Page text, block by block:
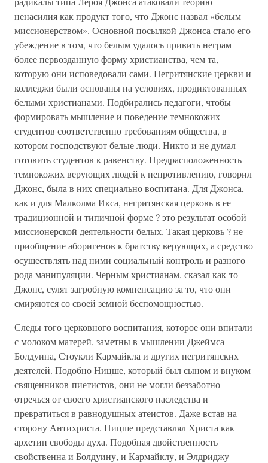
ненасилия как продукт того, что Джонс назвал «белым
миссионерством». Основной посылкой Джонса стало его
убеждение в том, что белым удалось привить неграм
более первозданную форму христианства, чем та,
которую они исповедовали сами. Негритянские церкви и
колледжи были основаны на условиях, продиктованных
белыми христианами. Подбирались педагоги, чтобы
формировать мышление и поведение темнокожих
студентов соответственно требованиям общества, в
котором господствуют белые люди. Никто и не думал
готовить студентов к равенству. Предрасположенность
темнокожих верующих людей к непротивлению, говорил
Джонс, была в них специально воспитана. Для Джонса,
как и для Малколма Икса, негритянская церковь в ее
традиционной и типичной форме ? это результат особой
миссионерской деятельности белых. Такая церковь ? не
приобщение аборигенов к братству верующих, а средство
осуществлять над ними социальный контроль и разного
рода манипуляции. Черным христианам, сказал как-то
Джонс, сулят загробную компенсацию за то, что они
смиряются со своей земной беспомощностью.
Следы того церковного воспитания, которое они впитали
с молоком матерей, заметны в мышлении Джеймса
Болдуина, Стоукли Кармайкла и других негритянских
деятелей. Подобно Ницше, который был сыном и внуком
священников-пиетистов, они не могли беззаботно
отречься от своего христианского наследства и
превратиться в равнодушных атеистов. Даже встав на
сторону Антихриста, Ницше представлял Христа как
архетип свободы духа. Подобная двойственность
свойственна и Болдуину, и Кармайклу, и Элдриджу